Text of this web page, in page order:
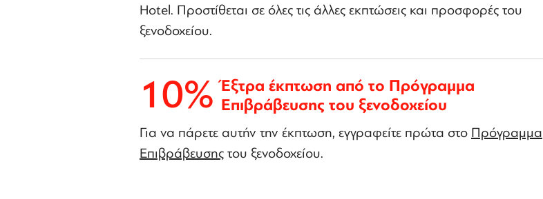
Hotel. Προστίθεται σε όλες τις άλλες εκπτώσεις και προσφορές του
ξενοδοχείου.
10% Έξτρα έκπτωση από το Πρόγραμμα
Επιβράβευσης του ξενοδοχείου
Για να πάρετε αυτήν την έκπτωση, εγγραφείτε πρώτα στοΠρόγραμμα
Επιβράβευσηςτου ξενοδοχείου.